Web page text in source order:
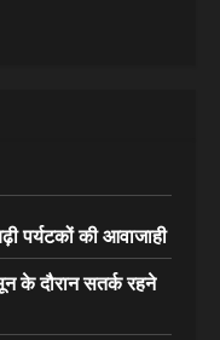
पर्यटकों की आवाजाही
के दौरान सतर्क रहने